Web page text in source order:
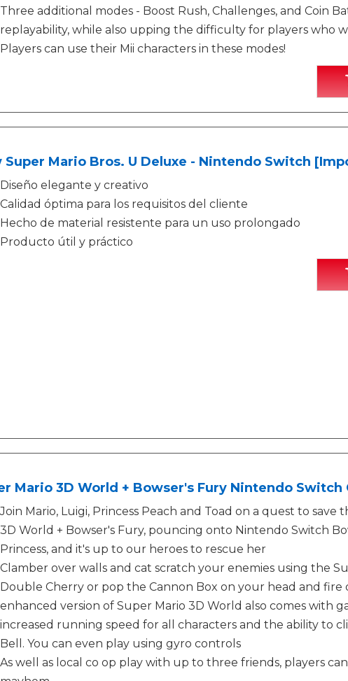
Three additional modes - Boost Rush, Challenges, and Coin
replayability, while also upping the difficulty for players who
Players can use their Mii characters in these modes!
Super Mario Bros. U Deluxe - Nintendo Switch
Diseño elegante y creativo
Calidad óptima para los requisitos del cliente
Hecho de material resistente para un uso prolongado
Producto útil y práctico
Mario 3D World + Bowser's Fury Nintendo Switch
Join Mario, Luigi, Princess Peach and Toad on a quest to save
3D World + Bowser's Fury, pouncing onto Nintendo Switch
Princess, and it's up to our heroes to rescue her
Clamber over walls and cat scratch your enemies using the
Double Cherry or pop the Cannon Box on your head and fire
enhanced version of Super Mario 3D World also comes with
increased running speed for all characters and the ability to
Bell. You can even play using gyro controls
As well as local co op play with up to three friends, players